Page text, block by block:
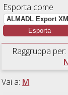
Esporta come
Raggruppa per:
Vai a: M